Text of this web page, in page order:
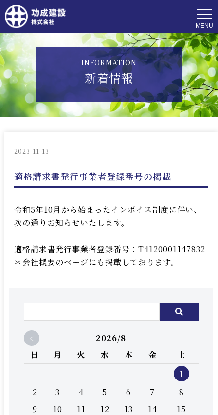
t
o
g
g
l
e
n
a
v
i
g
a
t
i
INFORMATION
新着情報
2023-11-13
適格請求書発行事業者登録番号の掲載
令和5年10月から始まったインボイス制度に伴い、
次の通りお知らせいたします。
適格請求書発行事業者登録番号：T4120001147832
＊会社概要のページにも掲載しております。
<
2026/8
日
月 火 水 木 金
土
1
2
3 4 5 6 7
8
9
10 11 12 13 14
15